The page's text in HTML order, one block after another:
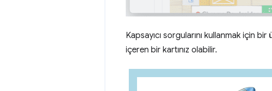
Kapsayıcı sorgularını kullanmak için
içeren bir kartınız olabilir.